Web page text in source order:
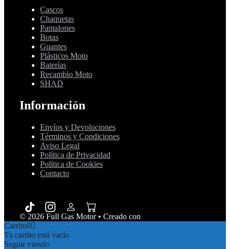
Cascos
Chaquetas
Pantalones
Botas
Guantes
Plásticos Moto
Baterías
Recambio Moto
SHAD
Información
Envíos y Devoluciones
Términos y Condiciones
Aviso Legal
Política de Privacidad
Política de Cookies
Contacto
© 2026 Full Gas Motor• Creado con
Carrito0
Tu carrito está vacío
Seguir viendo